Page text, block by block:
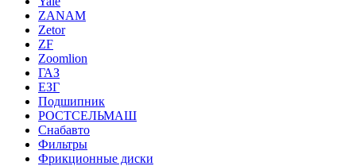
ZANAM
Zetor
ZF
Zoomlion
ГАЗ
ЕЗГ
Подшипник
РОСТСЕЛЬМАШ
Снабавто
Фильтры
Фрикционные диски